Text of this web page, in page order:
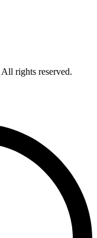
All rights reserved.